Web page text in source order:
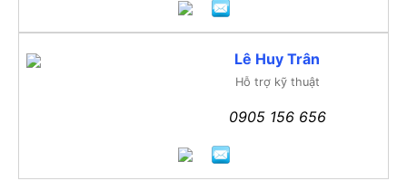
Lê Huy Trân
Hỗ trợ kỹ thuật
0905 156 656